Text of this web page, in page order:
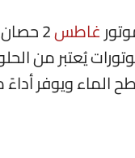
غاطس 2
يُعتبر من
ويوفر أداءً